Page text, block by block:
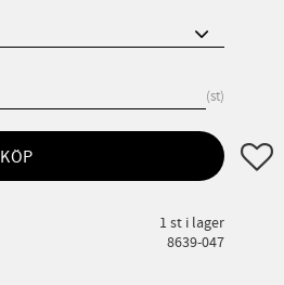
st
KÖP Lägg
1 st i lager
8639-047